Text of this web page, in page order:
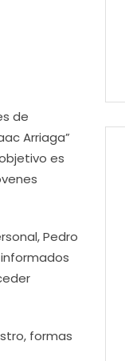
de
Arriaga”
es
Pedro
formas